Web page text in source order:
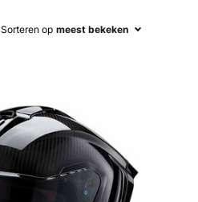
Sorteren op meest bekeken